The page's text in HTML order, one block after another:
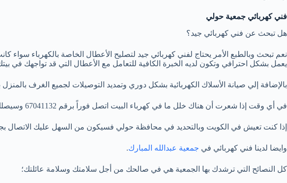
فني كهربائي جمعية حولي
هل تبحث عن فني كهربائي جيد؟
نعم تبحث وبالطبع الأمر يحتاج لفني كهربائي جيد لتصليح الأعطال الخاصة بالكهرباء
يعمل بشكل احترافي وتكون لديه الخبرة الكافية للتعامل مع الأعطال التي قد تواجهك في
بالإضافة إلي صيانة الأسلاك الكهربائية بشكل دوري وتمديد التوصيلات لجميع الغرف
في أي وقت إذا شعرت أن هناك خلل ما في كهرباء البيت اتصل فوراً برقم 67041132 وسيصلك خبير مناسب في حالة الطوارئ الكهربائية المستحيلة.
إذا كنت تعيش في الكويت وبالتحديد في محافظة حولي فسيكون من السهل عليك الاتصال
وايضا لدينا فني كهربائي في جمعية عبدالله المبارك.
كل النصائح التي ترشدك بها الجمعية هي في صالحك من أجل سلامتك وسلامة عائلتك؛